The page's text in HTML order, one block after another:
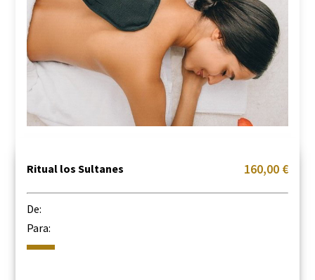
Ritual los Sultanes 160,00 €
De:
Para: